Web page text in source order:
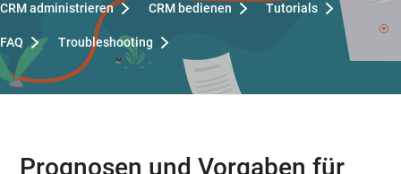
CRM administrieren CRM bedienen Tutorials
FAQ Troubleshooting
Prognosen und Vorgaben für